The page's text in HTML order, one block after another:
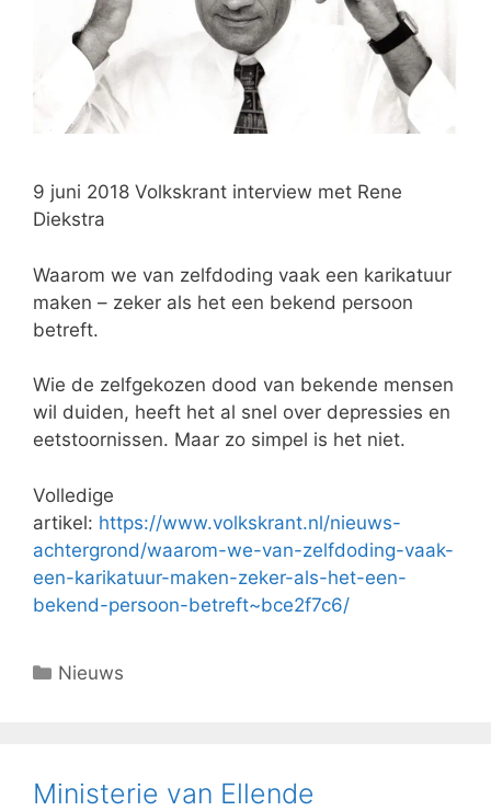
9 juni 2018 Volkskrant interview met Rene
Diekstra
Waarom we van zelfdoding vaak een karikatuur
maken – zeker als het een bekend persoon
betreft.
Wie de zelfgekozen dood van bekende mensen
wil duiden, heeft het al snel over depressies en
eetstoornissen. Maar zo simpel is het niet.
Volledige
artikel: https://www.volkskrant.nl/nieuws-
achtergrond/waarom-we-van-zelfdoding-vaak-
een-karikatuur-maken-zeker-als-het-een-
bekend-persoon-betreft~bce2f7c6/
Nieuws
Ministerie van Ellende